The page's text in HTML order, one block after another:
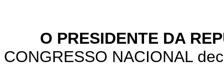
O PRESIDENTE DA
CONGRESSO NACIONAL